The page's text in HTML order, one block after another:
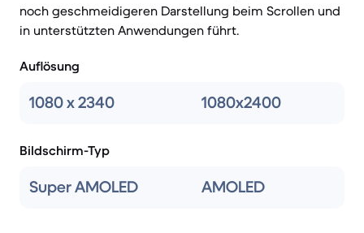
noch geschmeidigeren Darstellung beim Scrollen und
in unterstützten Anwendungen führt.
Auflösung
1080 x 2340 1080x2400
Bildschirm-Typ
Super AMOLED AMOLED